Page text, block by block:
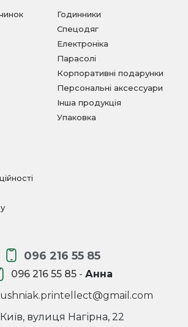
Годинники
Спецодяг
Електроніка
Парасолі
Корпоративні подарунки
Персональні аксессуари
Інша продукція
Упаковка
096 216 55 85
096 216 55 85 - Анна
Київ, вулиця Нагірна, 22